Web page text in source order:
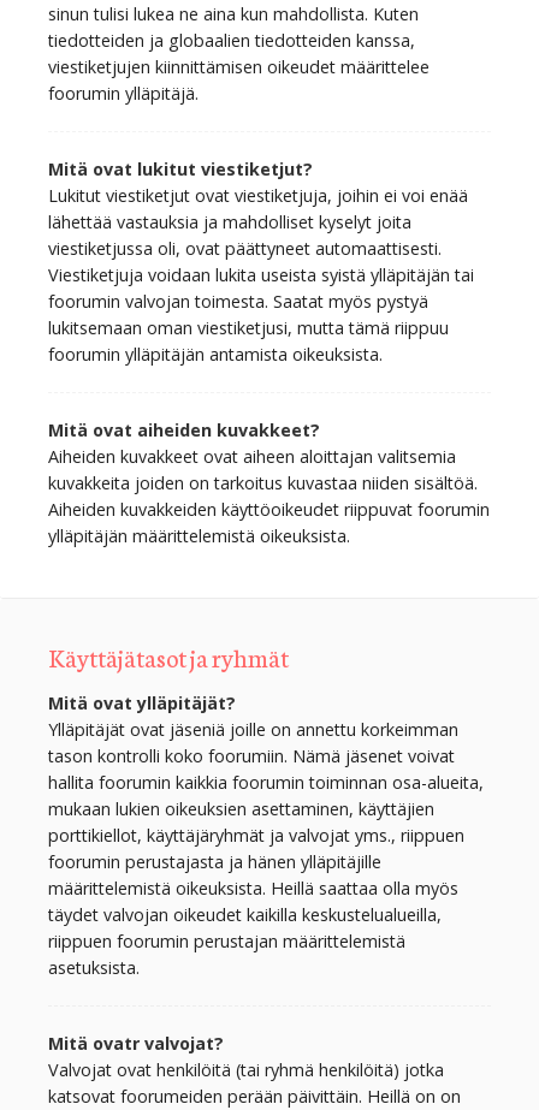
sinun tulisi lukea ne aina kun mahdollista. Kuten
tiedotteiden ja globaalien tiedotteiden kanssa,
viestiketjujen kiinnittämisen oikeudet määrittelee
foorumin ylläpitäjä.
Mitä ovat lukitut viestiketjut?
Lukitut viestiketjut ovat viestiketjuja, joihin ei voi enää
lähettää vastauksia ja mahdolliset kyselyt joita
viestiketjussa oli, ovat päättyneet automaattisesti.
Viestiketjuja voidaan lukita useista syistä ylläpitäjän tai
foorumin valvojan toimesta. Saatat myös pystyä
lukitsemaan oman viestiketjusi, mutta tämä riippuu
foorumin ylläpitäjän antamista oikeuksista.
Mitä ovat aiheiden kuvakkeet?
Aiheiden kuvakkeet ovat aiheen aloittajan valitsemia
kuvakkeita joiden on tarkoitus kuvastaa niiden sisältöä.
Aiheiden kuvakkeiden käyttöoikeudet riippuvat foorumin
ylläpitäjän määrittelemistä oikeuksista.
Käyttäjätasot ja ryhmät
Mitä ovat ylläpitäjät?
Ylläpitäjät ovat jäseniä joille on annettu korkeimman
tason kontrolli koko foorumiin. Nämä jäsenet voivat
hallita foorumin kaikkia foorumin toiminnan osa-alueita,
mukaan lukien oikeuksien asettaminen, käyttäjien
porttikiellot, käyttäjäryhmät ja valvojat yms., riippuen
foorumin perustajasta ja hänen ylläpitäjille
määrittelemistä oikeuksista. Heillä saattaa olla myös
täydet valvojan oikeudet kaikilla keskustelualueilla,
riippuen foorumin perustajan määrittelemistä
asetuksista.
Mitä ovatr valvojat?
Valvojat ovat henkilöitä (tai ryhmä henkilöitä) jotka
katsovat foorumeiden perään päivittäin. Heillä on on